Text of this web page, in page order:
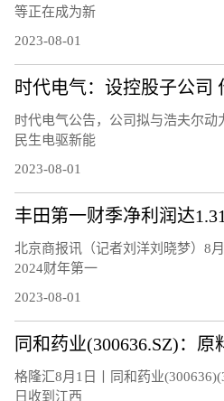
等正在成为新
2023-08-01
时代电气公告，公司拟与浩夫尔动
民生电驱新能
2023-08-01
丰田第一财季净利润达
北京商报讯（记者刘洋刘晓梦）8
2024财年第一
2023-08-01
格隆汇8月1日丨同和药业
日收到江西